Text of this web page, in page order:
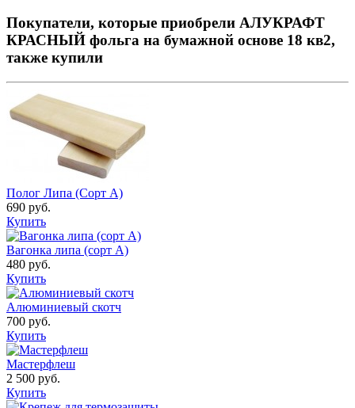
Покупатели, которые приобрели АЛУКРАФТ
КРАСНЫЙ фольга на бумажной основе 18 кв2,
также купили
Полог Липа (Сорт А)
690 руб.
Купить
Вагонка липа (сорт А)
480 руб.
Купить
Алюминиевый скотч
700 руб.
Купить
Мастерфлеш
2 500 руб.
Купить